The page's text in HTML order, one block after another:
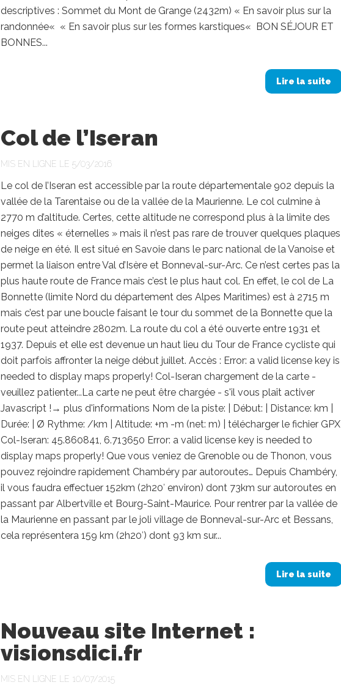
descriptives : Sommet du Mont de Grange (2432m) « En savoir plus sur la
randonnée« « En savoir plus sur les formes karstiques« BON SÉJOUR ET
BONNES...
Lire la suite
Col de l’Iseran
MIS EN LIGNE LE 5/03/2016
Le col de l’Iseran est accessible par la route départementale 902 depuis la
vallée de la Tarentaise ou de la vallée de la Maurienne. Le col culmine à
2770 m d’altitude. Certes, cette altitude ne correspond plus à la limite des
neiges dites « éternelles » mais il n’est pas rare de trouver quelques plaques
de neige en été. Il est situé en Savoie dans le parc national de la Vanoise et
permet la liaison entre Val d’Isère et Bonneval-sur-Arc. Ce n’est certes pas la
plus haute route de France mais c’est le plus haut col. En effet, le col de La
Bonnette (limite Nord du département des Alpes Maritimes) est à 2715 m
mais c’est par une boucle faisant le tour du sommet de la Bonnette que la
route peut atteindre 2802m. La route du col a été ouverte entre 1931 et
1937. Depuis et elle est devenue un haut lieu du Tour de France cycliste qui
doit parfois affronter la neige début juillet. Accès : Error: a valid license key is
needed to display maps properly! Col-Iseran chargement de la carte -
veuillez patienter...La carte ne peut être chargée - s'il vous plaît activer
Javascript !→ plus d'informations Nom de la piste: | Début: | Distance: km |
Durée: | Ø Rythme: /km | Altitude: +m -m (net: m) | télécharger le fichier GPX
Col-Iseran: 45.860841, 6.713650 Error: a valid license key is needed to
display maps properly! Que vous veniez de Grenoble ou de Thonon, vous
pouvez rejoindre rapidement Chambéry par autoroutes… Depuis Chambéry,
il vous faudra effectuer 152km (2h20′ environ) dont 73km sur autoroutes en
passant par Albertville et Bourg-Saint-Maurice. Pour rentrer par la vallée de
la Maurienne en passant par le joli village de Bonneval-sur-Arc et Bessans,
cela représentera 159 km (2h20′) dont 93 km sur...
Lire la suite
Nouveau site Internet :
visionsdici.fr
MIS EN LIGNE LE 10/07/2015